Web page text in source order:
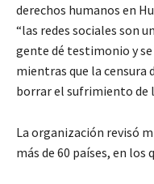
derechos humanos en
“las redes sociales son
gente dé testimonio y
mientras que la censura
borrar el sufrimiento de
La organización revisó
más de 60 países, en